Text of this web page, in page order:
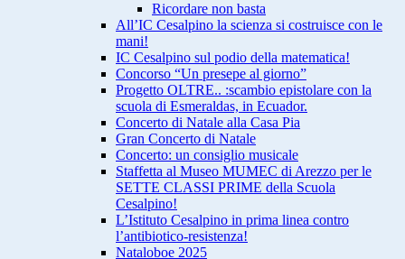
Ricordare non basta
All’IC Cesalpino la scienza si costruisce con le
mani!
IC Cesalpino sul podio della matematica!
Concorso “Un presepe al giorno”
Progetto OLTRE.. :scambio epistolare con la
scuola di Esmeraldas, in Ecuador.
Concerto di Natale alla Casa Pia
Gran Concerto di Natale
Concerto: un consiglio musicale
Staffetta al Museo MUMEC di Arezzo per le
SETTE CLASSI PRIME della Scuola
Cesalpino!
L’Istituto Cesalpino in prima linea contro
l’antibiotico-resistenza!
Nataloboe 2025